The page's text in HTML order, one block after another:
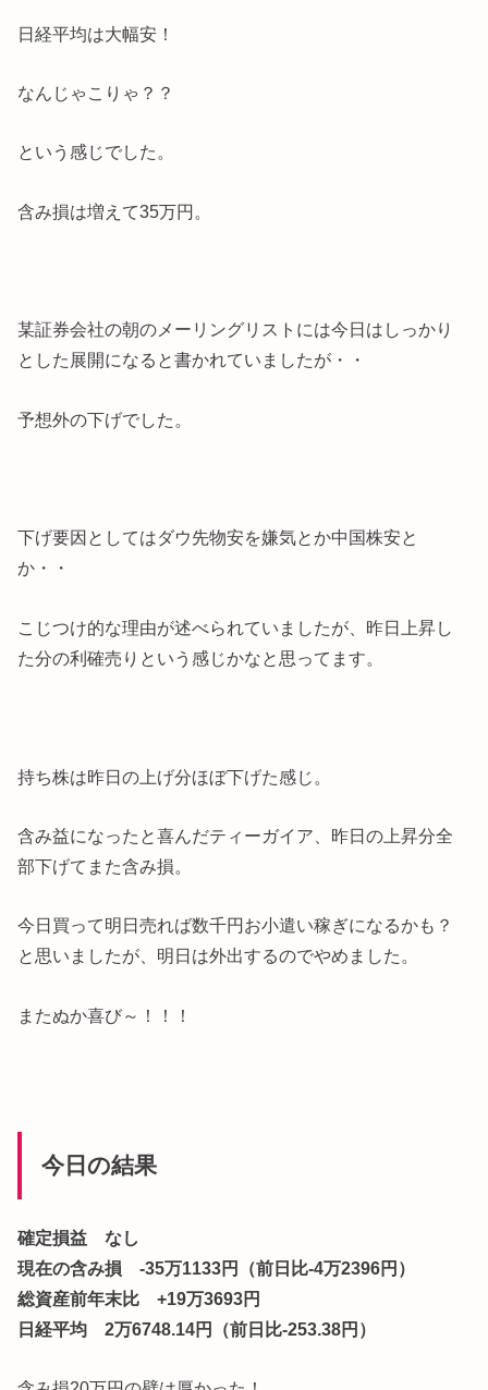
日経平均は大幅安！
なんじゃこりゃ？？
という感じでした。
含み損は増えて35万円。
某証券会社の朝のメーリングリストには今日はしっかり
とした展開になると書かれていましたが・・
予想外の下げでした。
下げ要因としてはダウ先物安を嫌気とか中国株安と
か・・
こじつけ的な理由が述べられていましたが、昨日上昇し
た分の利確売りという感じかなと思ってます。
持ち株は昨日の上げ分ほぼ下げた感じ。
含み益になったと喜んだティーガイア、昨日の上昇分全
部下げてまた含み損。
今日買って明日売れば数千円お小遣い稼ぎになるかも？
と思いましたが、明日は外出するのでやめました。
またぬか喜び～！！！
今日の結果
確定損益 なし
現在の含み損 -35万1133円（前日比-4万2396円）
総資産前年末比 +19万3693円
日経平均 2万6748.14円（前日比-253.38円）